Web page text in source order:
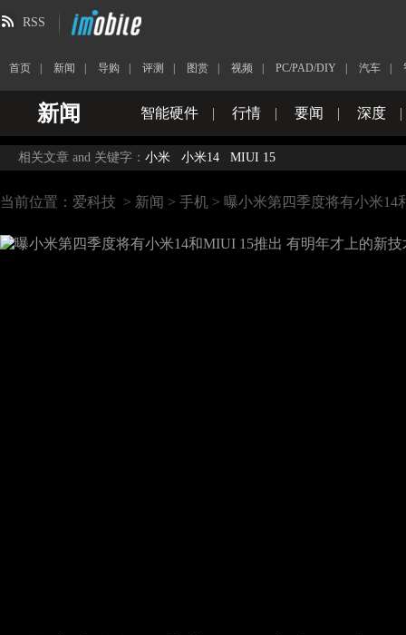
RSS
首页 新闻 导购 评测 图赏 视频 PC/PAD/DIY 汽车
新闻 智能硬件 | 行情 | 要闻 | 深度 |
相关文章 and 关键字： 小米 小米14 MIUI 15
当前位置： 爱科技 > 新闻 > 手机 > 曝小米第四季度将有小米